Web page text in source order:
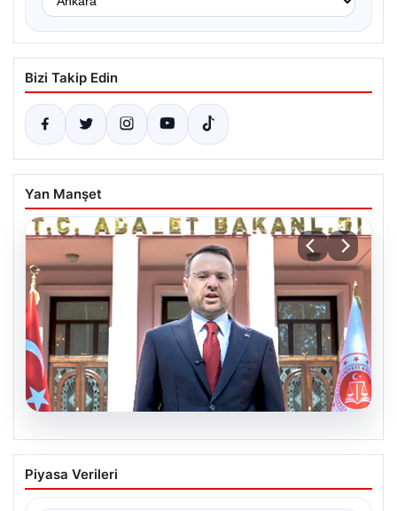
Bizi Takip Edin
Yan Manşet
06.08.2026
Bakan Gürlek’ten Çerçeve Yasa
Hakkında Önemli Açıklamalar: Hukuk
Piyasa Verileri